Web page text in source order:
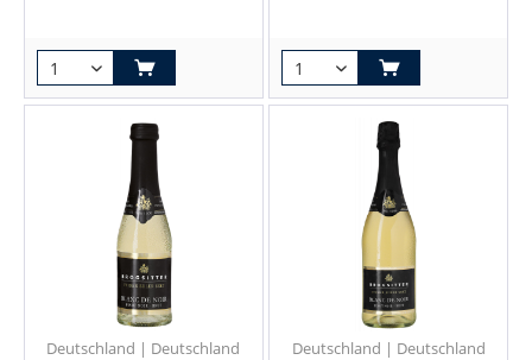
Deutschland | Deutschland Deutschland | Deutschland